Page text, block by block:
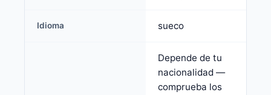
Idioma sueco
Depende de tu
nacionalidad —
comprueba los